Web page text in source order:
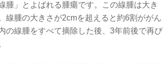
腫」とよばれる腫瘍です。この線腫は大き
線腫の大きさが2cmを超えると約6割ががん
の線腫をすべて摘除した後、3年前後で再び